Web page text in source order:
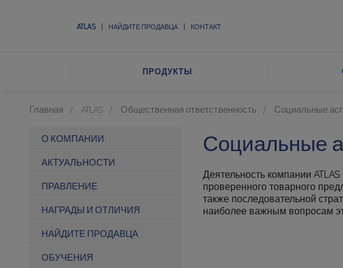
ATLAS НАЙДИТЕ ПРОДАВЦА КОНТАКТ
ПРОДУКТЫ
Главная ATLAS Общественная ответственность Социальные
О КОМПАНИИ
АКТУАЛЬНОСТИ
ПРАВЛЕНИЕ
НАГРАДЫ И ОТЛИЧИЯ
НАЙДИТЕ ПРОДАВЦА
ОБУЧЕНИЯ
Социальные
Деятельность компании
проверенного товарного
также последовательной
наиболее важным вопросам